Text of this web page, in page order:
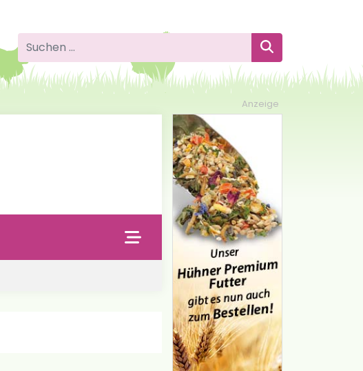
Suche nach: Suchen
Anzeige